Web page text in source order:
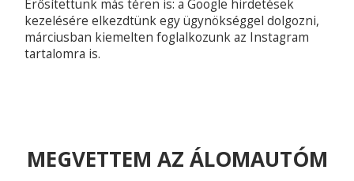
Erősítettünk más téren is: a Google hirdetések
kezelésére elkezdtünk egy ügynökséggel dolgozni,
márciusban kiemelten foglalkozunk az Instagram
tartalomra is.
MEGVETTEM AZ ÁLOMAUTÓM